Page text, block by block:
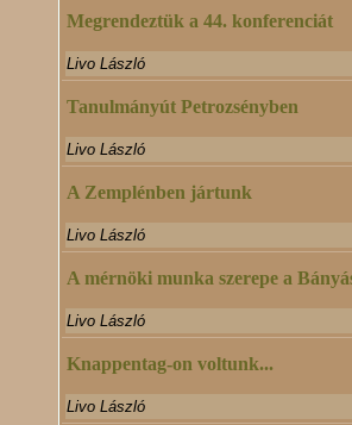
Megrendeztük a 44. konferenciát
Livo László
Tanulmányút Petrozsényben
Livo László
A Zemplénben jártunk
Livo László
A mérnöki munka szerepe a
Livo László
Knappentag-on voltunk...
Livo László